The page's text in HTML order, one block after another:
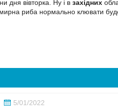
дня вівторка. Ну і в західних
риба нормально клювати
5/01/2022